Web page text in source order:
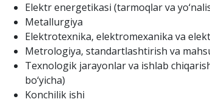
Elektr energetikasi (tarmoqlar va
Metallurgiya
Elektrotexnika, elektromexanika va
Metrologiya, standartlashtirish va
Texnologik jarayonlar va ishlab
bo‘yicha)
Konchilik ishi